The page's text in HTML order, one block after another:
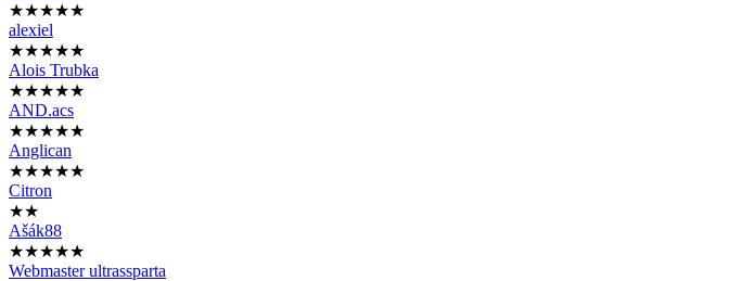
★★★★★
alexiel
★★★★★
Alois Trubka
★★★★★
AND.acs
★★★★★
Anglican
★★★★★
Citron
★★
Ašák88
★★★★★
Webmaster ultrassparta